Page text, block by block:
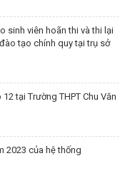
sinh viên hoãn thi và thi lại
tạo chính quy tại trụ sở
tại Trường THPT Chu Văn
2023 của hệ thống